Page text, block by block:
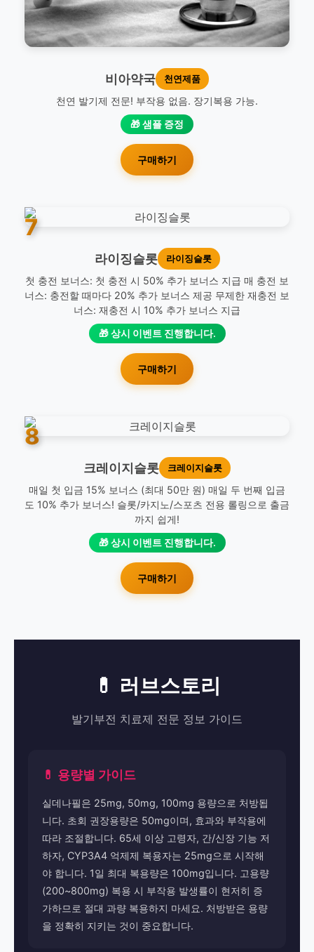
비아약국 천연제품
천연 발기제 전문! 부작용 없음. 장기복용 가능.
🎁 샘플 증정
구매하기
7
라이징슬롯 라이징슬롯
첫 충전 보너스: 첫 충전 시 50% 추가 보너스 지급 매 충전 보
너스: 충전할 때마다 20% 추가 보너스 제공 무제한 재충전 보
너스: 재충전 시 10% 추가 보너스 지급
🎁 상시 이벤트 진행합니다.
구매하기
8
크레이지슬롯 크레이지슬롯
매일 첫 입금 15% 보너스 (최대 50만 원) 매일 두 번째 입금
도 10% 추가 보너스! 슬롯/카지노/스포츠 전용 롤링으로 출금
까지 쉽게!
🎁 상시 이벤트 진행합니다.
구매하기
💊 러브스토리
발기부전 치료제 전문 정보 가이드
💊 용량별 가이드
실데나필은 25mg, 50mg, 100mg 용량으로 처방됩
니다. 초회 권장용량은 50mg이며, 효과와 부작용에
따라 조절합니다. 65세 이상 고령자, 간/신장 기능 저
하자, CYP3A4 억제제 복용자는 25mg으로 시작해
야 합니다. 1일 최대 복용량은 100mg입니다. 고용량
(200~800mg) 복용 시 부작용 발생률이 현저히 증
가하므로 절대 과량 복용하지 마세요. 처방받은 용량
을 정확히 지키는 것이 중요합니다.